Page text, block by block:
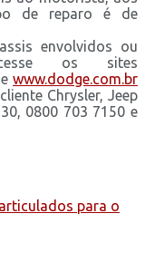
de reparo é de
envolvidos ou
os sites
ewww.dodge.com.br
Chrysler, Jeep
0800 703 7150 e